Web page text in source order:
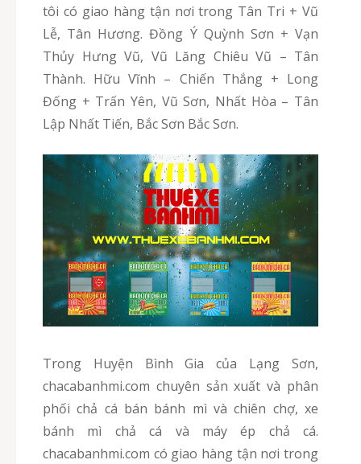
tôi có giao hàng tận nơi trong Tân Tri + Vũ
Lễ, Tân Hương. Đồng Ý Quỳnh Sơn + Vạn
Thủy Hưng Vũ, Vũ Lăng Chiêu Vũ – Tân
Thành. Hữu Vĩnh – Chiến Thắng + Long
Đống + Trấn Yên, Vũ Sơn, Nhất Hòa – Tân
Lập Nhất Tiến, Bắc Sơn Bắc Sơn.
Trong Huyện Bình Gia của Lạng Sơn,
chacabanhmi.com chuyên sản xuất và phân
phối chả cá bán bánh mì và chiên chợ, xe
bánh mì chả cá và máy ép chả cá.
chacabanhmi.com có giao hàng tận nơi trong